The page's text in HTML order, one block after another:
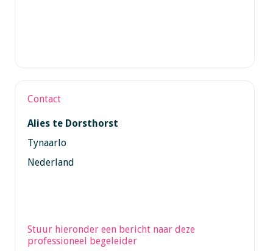
Contact
Alies te Dorsthorst
Tynaarlo
Nederland
Stuur hieronder een bericht naar deze
professioneel begeleider